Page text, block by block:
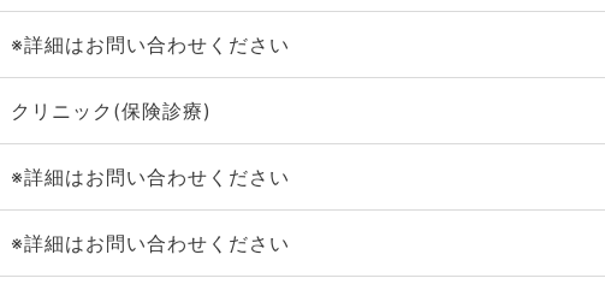
※詳細はお問い合わせください
クリニック(保険診療)
※詳細はお問い合わせください
※詳細はお問い合わせください